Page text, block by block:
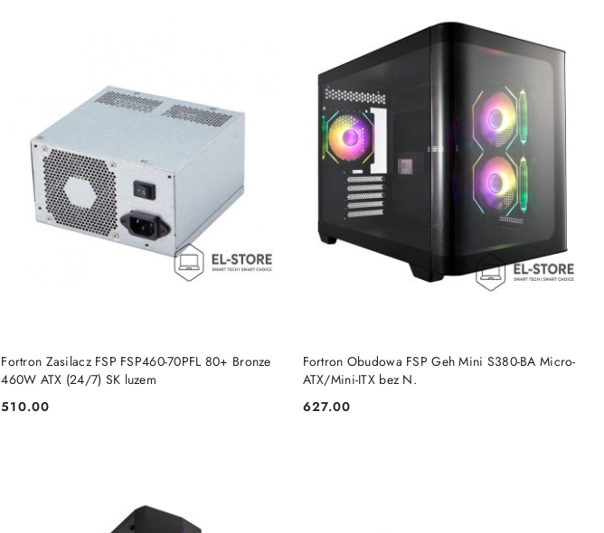
Fortron Zasilacz FSP FSP460-70PFL 80+ Bronze
460W ATX (24/7) SK luzem
Cena:
510.00
DO KOSZYKA
Fortron Obudowa FSP Geh Mini S380-BA Micro-
ATX/Mini-ITX bez N.
Cena:
627.00
DO KOSZYKA